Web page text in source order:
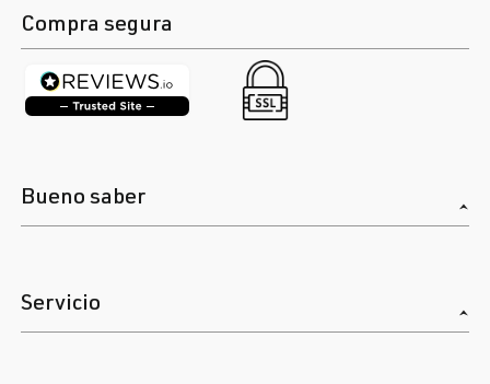
Compra segura
Bueno saber
Servicio